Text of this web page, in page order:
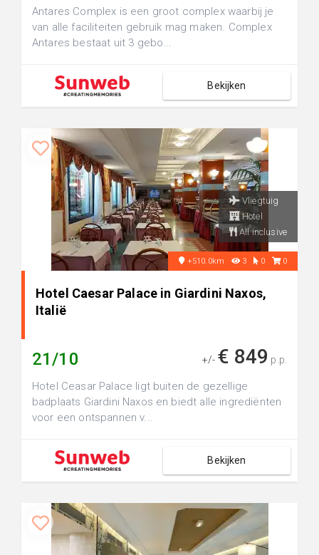
Antares Complex is een groot complex waarbij je
van alle faciliteiten gebruik mag maken. Complex
Antares bestaat uit 3 gebo...
Bekijken
Vliegtuig
Hotel
All inclusive
+510.0km 3 0 0
Hotel Caesar Palace in Giardini Naxos,
Italië
21/10 +/- € 849 p.p.
Hotel Ceasar Palace ligt buiten de gezellige
badplaats Giardini Naxos en biedt alle ingrediënten
voor een ontspannen v...
Bekijken